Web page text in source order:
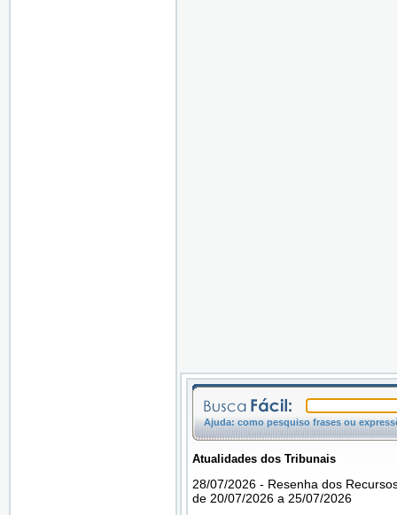
Ajuda: como pesquiso frases ou
Atualidades dos Tribunais
28/07/2026 - Resenha dos
de 20/07/2026 a 25/07/2026